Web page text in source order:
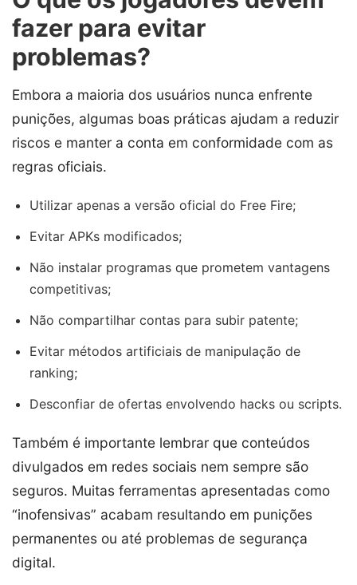
fazer para evitar
problemas?
Embora a maioria dos usuários nunca enfrente
punições, algumas boas práticas ajudam a reduzir
riscos e manter a conta em conformidade com as
regras oficiais.
Utilizar apenas a versão oficial do Free Fire;
Evitar APKs modificados;
Não instalar programas que prometem vantagens
competitivas;
Não compartilhar contas para subir patente;
Evitar métodos artificiais de manipulação de
ranking;
Desconfiar de ofertas envolvendo hacks ou scripts.
Também é importante lembrar que conteúdos
divulgados em redes sociais nem sempre são
seguros. Muitas ferramentas apresentadas como
“inofensivas” acabam resultando em punições
permanentes ou até problemas de segurança
digital.